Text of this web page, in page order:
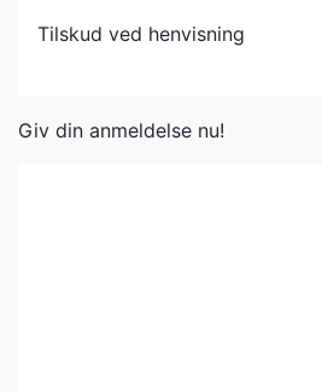
Tilskud ved henvisning
Giv din anmeldelse nu!